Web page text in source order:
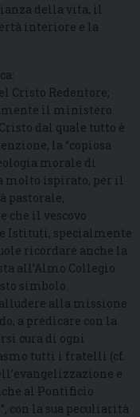
della vita, il
interiore e la
Cristo Redentore;
il ministero
dal quale tutto è
la “copiosa
morale di
molto ispirato, per il
pastorale,
che il vescovo
Istituti, specialmente
ricordare anche la
all’Almo Collegio
simbolo.
alla missione
a predicare con la
cura di ogni
tutti i fratelli (cf.
e
al Pontificio
con la sua peculiarità